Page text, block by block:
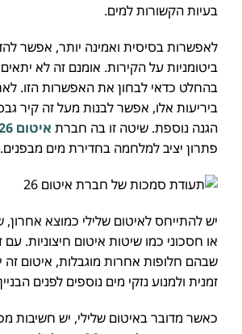
בעיות הקשורות למים.
לאפשרות בסיסית ואמינה יותר, אפשר
ביטומניות על הקירות. אומנם זה לא
בהחלט כדאי לבחון את האפשרות הזו.
ביריעות אלו, אפשר לבנות מעל זה קיר
הגנה נוספת. שיטה זו בה חברת איטום 26
פתרון יציב למלחמה בחדירת מים מבפנים.
יש להתייחס לאיטום שלילי כמוצא אחרון,
או חסכוני כמו שיטות איטום חיצוניות.
שבהם חלופות אחרות מוגבלות, איטום זה
זמנית ולמנוע נזקי מים נוספים לפנים
כאשר מדובר באיטום שלילי, יש חשיבות